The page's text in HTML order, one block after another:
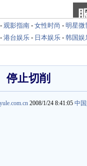
- 观影指南 - 女性时尚 - 明星微
- 港台娱乐 - 日本娱乐 - 韩国娱
停止切削
2008/1/24 8:41:05 中